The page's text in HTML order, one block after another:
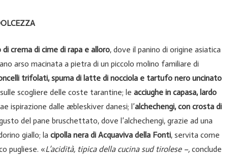
crema di cime di rapa e alloro, dove il panino di origine asiatica
arso macinata a pietra di un piccolo molino familiare di
trifolati, spuma di latte di nocciola e tartufo nero uncinato
scogliere delle coste tarantine; le acciughe in capasa, lardo
ispirazione dalle æbleskiver danesi; l’alchechengi, con crosta di
del pane bruschettato, dove l’alchechengi, grazie ad una
giallo; la cipolla nera di Acquaviva della Fonti, servita come
pugliese. «L’acidità, tipica della cucina sud tirolese –, conclude